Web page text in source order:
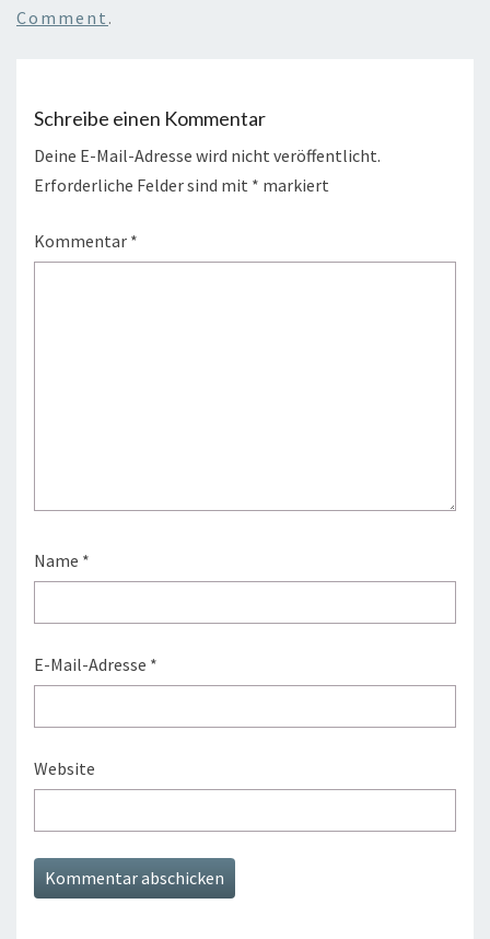
Comment .
Schreibe einen Kommentar
Deine E-Mail-Adresse wird nicht veröffentlicht.
Erforderliche Felder sind mit * markiert
Kommentar *
Name *
E-Mail-Adresse *
Website